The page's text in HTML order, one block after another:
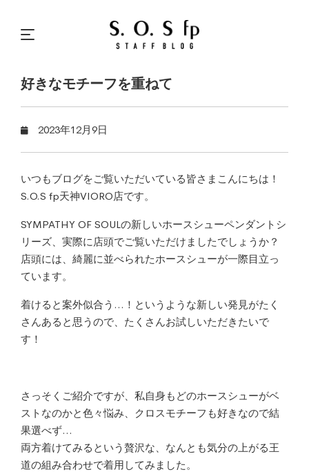
好きなモチーフを重ねて
2023年12月9日
いつもブログをご覧いただいている皆さまこんにちは！
S.O.S fp天神VIORO店です。
SYMPATHY OF SOULの新しいホースシューペンダントシ
リーズ、実際に店頭でご覧いただけましたでしょうか？
店頭には、綺麗に並べられたホースシューが一際目立っ
ています。
着けると案外似合う…！というような新しい発見がたく
さんあると思うので、たくさんお試しいただきたいで
す！
さっそくご紹介ですが、私自身もどのホースシューがベ
ストなのかと色々悩み、クロスモチーフも好きなので結
果選べず…
両方着けてみるという贅沢な、なんとも気分の上がる王
道の組み合わせで着用してみました。